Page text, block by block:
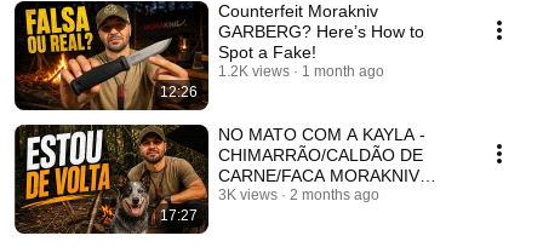
12:26
Counterfeit Morakniv
GARBERG? Here’s How to
Spot a Fake!
1.2K views 1 month ago
17:27
NO MATO COM A KAYLA -
CHIMARRÃO/CALDÃO DE
CARNE/FACA MORAKNIV
GARBERG GRAND
3K views 2 months ago